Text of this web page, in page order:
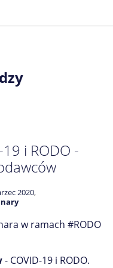
i RODO -
2020,
w ramach #RODO
- COVID-19 i RODO.